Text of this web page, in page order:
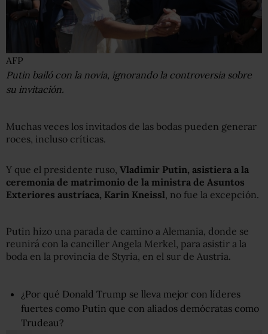
AFP
Putin bailó con la novia, ignorando la controversia sobre
su invitación.
Muchas veces los invitados de las bodas pueden generar
roces, incluso críticas.
Y que el presidente ruso, Vladimir Putin, asistiera a la
ceremonia de matrimonio de la ministra de Asuntos
Exteriores austríaca, Karin Kneissl , no fue la excepción.
Putin hizo una parada de camino a Alemania, donde se
reunirá con la canciller Angela Merkel, para asistir a la
boda en la provincia de Styria, en el sur de Austria.
¿Por qué Donald Trump se lleva mejor con líderes
fuertes como Putin que con aliados demócratas como
Trudeau?